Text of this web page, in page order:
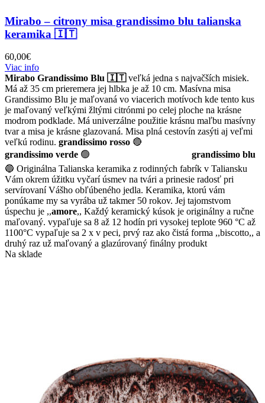
Mirabo – citrony misa grandissimo blu talianska
keramika 🇮🇹
60,00€
Viac info
Mirabo Grandissimo Blu 🇮🇹veľká jedna s najvačších misiek.
Má až 35 cm prieremera jej hlbka je až 10 cm. Masívna misa
Grandissimo Blu je maľovaná vo viacerich motívoch kde tento kus
je maľovaný veľkými žltými citrónmi po celej ploche na krásne
modrom podklade. Má univerzálne použitie krásnu maľbu masívny
tvar a misa je krásne glazovaná. Misa plná cestovín zasýti aj veľmi
veľkú rodinu. grandissimo rosso 🔴
grandissimo verde 🟢
grandissimo blu
🔵 Originálna Talianska keramika z rodinných fabrík v Taliansku
Vám okrem úžitku vyčarí úsmev na tvári a prinesie radosť pri
servírovaní Vášho obľúbeného jedla. Keramika, ktorú vám
ponúkame my sa vyrába už takmer 50 rokov. Jej tajomstvom
úspechu je ,,amore,, Každý keramický kúsok je originálny a ručne
maľovaný. vypaľuje sa 8 až 12 hodín pri vysokej teplote 960 °C až
1100°C vypaľuje sa 2 x v peci, prvý raz ako čistá forma ,,biscotto,, a
druhý raz už maľovaný a glazúrovaný finálny produkt
Na sklade